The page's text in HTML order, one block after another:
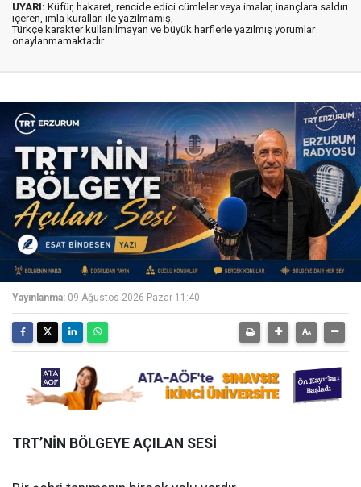
UYARI: Küfür, hakaret, rencide edici cümleler veya imalar, inançlara saldırı
içeren, imla kuralları ile yazılmamış,
Türkçe karakter kullanılmayan ve büyük harflerle yazılmış yorumlar
onaylanmamaktadır.
Yayınlanma: 09 Ağustos 2026 Pazar 11:40
TRT’NİN BÖLGEYE AÇILAN SESİ